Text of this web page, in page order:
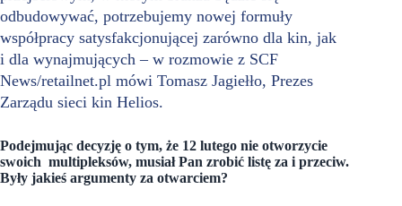
odbudowywać, potrzebujemy nowej formuły
współpracy satysfakcjonującej zarówno dla kin, jak
i dla wynajmujących – w rozmowie z SCF
News/retailnet.pl mówi Tomasz Jagiełło, Prezes
Zarządu sieci kin Helios.
Podejmując decyzję o tym, że 12 lutego nie otworzycie
swoich multipleksów, musiał Pan zrobić listę za i przeciw.
Były jakieś argumenty za otwarciem?